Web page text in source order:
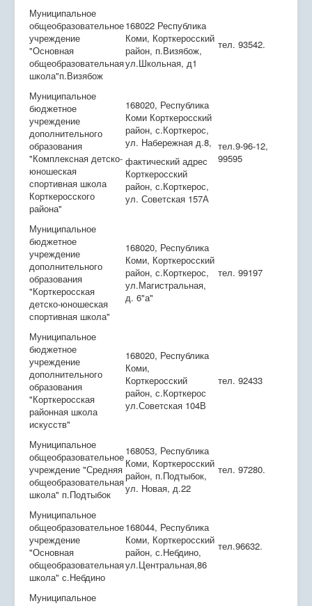
Муниципальное
общеобразовательное
учреждение
"Основная
общеобразовательная
школа"п.Визябож
168022 Республика
Коми, Корткеросский
район, п.Визябож,
ул.Школьная, д1
тел. 93542.
Муниципальное
бюджетное
учреждение
дополнительного
образования
"Комплексная детско-
юношеская
спортивная школа
Корткеросского
района"
168020, Республика
Коми Корткеросский
район, с.Корткерос,
ул. Набережная д.8,
фактический адрес
Корткеросский
район, с.Корткерос,
ул. Советская 157А
тел.9-96-12,
99595
Муниципальное
бюджетное
учреждение
дополнительного
образования
"Корткеросская
детско-юношеская
спортивная школа"
168020, Республика
Коми, Корткеросский
район, с.Корткерос,
ул.Магистральная,
д. 6"а"
тел. 99197
Муниципальное
бюджетное
учреждение
дополнительного
образования
"Корткеросская
районная школа
искусств"
168020, Республика
Коми,
Корткеросский
район, с.Корткерос
ул.Советская 104В
тел. 92433
Муниципальное
общеобразовательное
учреждение "Средняя
общеобразовательная
школа" п.Подтыбок
168053, Республика
Коми, Корткеросский
район, п.Подтыбок,
ул. Новая, д.22
тел. 97280.
Муниципальное
общеобразовательное
учреждение
"Основная
общеобразовательная
школа" с.Небдино
168044, Республика
Коми, Корткеросский
район, с.Небдино,
ул.Центральная,86
тел.96632.
Муниципальное